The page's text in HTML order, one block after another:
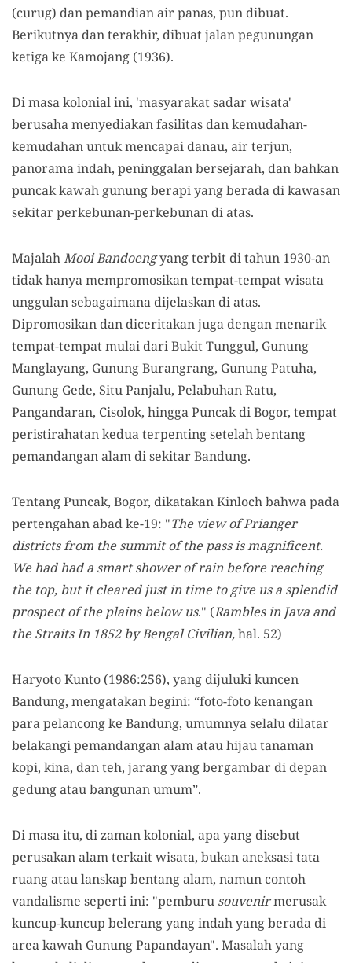
(curug) dan pemandian air panas, pun dibuat.
Berikutnya dan terakhir, dibuat jalan pegunungan
ketiga ke Kamojang (1936).
Di masa kolonial ini, 'masyarakat sadar wisata'
berusaha menyediakan fasilitas dan kemudahan-
kemudahan untuk mencapai danau, air terjun,
panorama indah, peninggalan bersejarah, dan bahkan
puncak kawah gunung berapi yang berada di kawasan
sekitar perkebunan-perkebunan di atas.
MajalahMooi Bandoengyang terbit di tahun 1930-an
tidak hanya mempromosikan tempat-tempat wisata
unggulan sebagaimana dijelaskan di atas.
Dipromosikan dan diceritakan juga dengan menarik
tempat-tempat mulai dari Bukit Tunggul, Gunung
Manglayang, Gunung Burangrang, Gunung Patuha,
Gunung Gede, Situ Panjalu, Pelabuhan Ratu,
Pangandaran, Cisolok, hingga Puncak di Bogor, tempat
peristirahatan kedua terpenting setelah bentang
pemandangan alam di sekitar Bandung.
Tentang Puncak, Bogor, dikatakan Kinloch bahwa pada
pertengahan abad ke-19: "The view of Prianger
districts from the summit of the pass is magnificent.
We had had a smart shower of rain before reaching
the top, but it cleared just in time to give us a splendid
prospect of the plains below us." (Rambles in Java and
the Straits In 1852 by Bengal Civilian,hal. 52)
Haryoto Kunto (1986:256), yang dijuluki kuncen
Bandung, mengatakan begini: “foto-foto kenangan
para pelancong ke Bandung, umumnya selalu dilatar
belakangi pemandangan alam atau hijau tanaman
kopi, kina, dan teh, jarang yang bergambar di depan
gedung atau bangunan umum”.
Di masa itu, di zaman kolonial, apa yang disebut
perusakan alam terkait wisata, bukan aneksasi tata
ruang atau lanskap bentang alam, namun contoh
vandalisme seperti ini: "pemburu souvenirmerusak
kuncup-kuncup belerang yang indah yang berada di
area kawah Gunung Papandayan". Masalah yang